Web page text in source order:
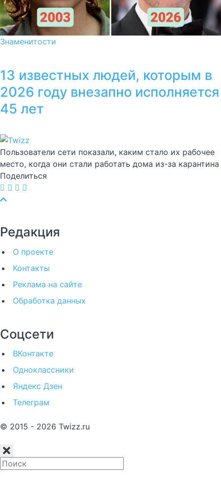
Знаменитости
13 известных людей, которым в
2026 году внезапно исполняется
45 лет
Пользователи сети показали, каким стало их рабочее
место, когда они стали работать дома из-за карантина
Поделиться
Редакция
О проекте
Контакты
Реклама на сайте
Обработка данных
Соцсети
ВКонтакте
Одноклассники
Яндекс Дзен
Телеграм
© 2015 - 2026 Twizz.ru